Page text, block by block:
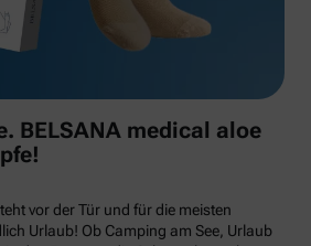
BELSANA medical aloe
vor der Tür und für die meisten
Urlaub! Ob Camping am See, Urlaub